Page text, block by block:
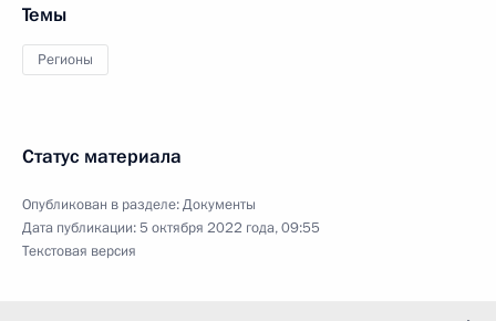
Темы
Регионы
Статус материала
Опубликован в разделе:Документы
Дата публикации:5 октября 2022 года, 09:55
Текстовая версия